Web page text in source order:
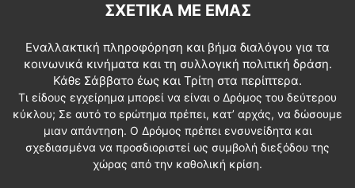
ΣΧΕΤΙΚΆ ΜΕ ΕΜΆΣ
Εναλλακτική πληροφόρηση και βήμα διαλόγου για τα
κοινωνικά κινήματα και τη συλλογική πολιτική δράση.
Κάθε Σάββατο έως και Τρίτη στα περίπτερα.
Τι είδους εγχείρημα μπορεί να είναι ο Δρόμος του δεύτερου
κύκλου; Σε αυτό το ερώτημα πρέπει, κατ’ αρχάς, να δώσουμε
μιαν απάντηση. Ο Δρόμος πρέπει ενσυνείδητα και
σχεδιασμένα να προσδιοριστεί ως συμβολή διεξόδου της
χώρας από την καθολική κρίση.